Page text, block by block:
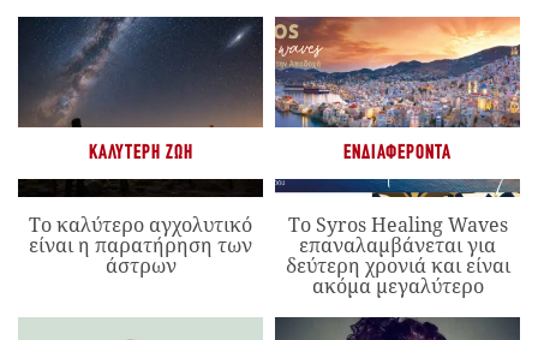
ΚΑΛΎΤΕΡΗ ΖΩΉ
Το καλύτερο αγχολυτικό
είναι η παρατήρηση των
άστρων
ΕΝΔΙΑΦΈΡΟΝΤΑ
Το Syros Healing Waves
επαναλαμβάνεται για
δεύτερη χρονιά και είναι
ακόμα μεγαλύτερο